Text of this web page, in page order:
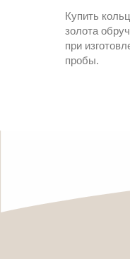
Купить
золота
при
пробы.